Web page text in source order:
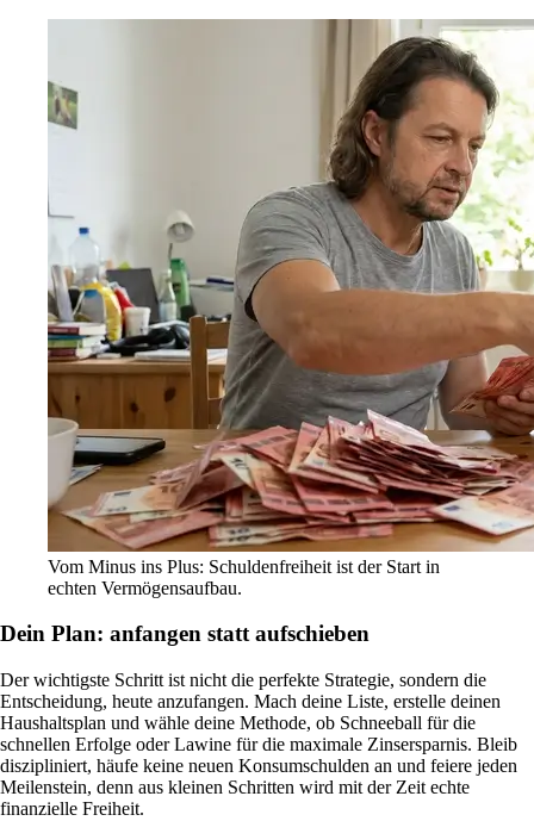
Vom Minus ins Plus: Schuldenfreiheit ist der Start in
echten Vermögensaufbau.
Dein Plan: anfangen statt aufschieben
Der wichtigste Schritt ist nicht die perfekte Strategie, sondern die
Entscheidung, heute anzufangen. Mach deine Liste, erstelle deinen
Haushaltsplan und wähle deine Methode, ob Schneeball für die
schnellen Erfolge oder Lawine für die maximale Zinsersparnis. Bleib
diszipliniert, häufe keine neuen Konsumschulden an und feiere jeden
Meilenstein, denn aus kleinen Schritten wird mit der Zeit echte
finanzielle Freiheit.